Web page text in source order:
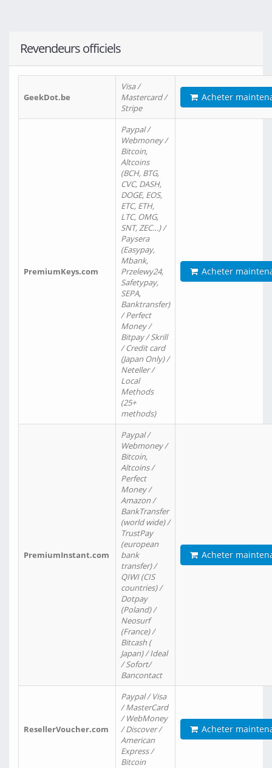
Revendeurs officiels
GeekDot.be
Visa /
Mastercard /
Stripe
Acheter
PremiumKeys.com
Paypal /
Webmoney /
Bitcoin,
Altcoins
(BCH, BTG,
CVC, DASH,
DOGE, EOS,
ETC, ETH,
LTC, OMG,
SNT, ZEC…) /
Paysera
(Easypay,
Mbank,
Przelewy24,
Safetypay,
SEPA,
Banktransfer)
/ Perfect
Money /
Bitpay / Skrill
/ Credit card
(Japan Only) /
Neteller /
Local
Methods
(25+
methods)
Acheter
PremiumInstant.com
Paypal /
Webmoney /
Bitcoin,
Altcoins /
Perfect
Money /
Amazon /
BankTransfer
(world wide) /
TrustPay
(european
bank
transfer) /
QIWI (CIS
countries) /
Dotpay
(Poland) /
Neosurf
(France) /
Bitcash (
Japan) / Ideal
/ Sofort/
Bancontact
Acheter
ResellerVoucher.com
Paypal / Visa
/ MasterCard
/ WebMoney
/ Discover /
American
Express /
Bitcoin
Acheter